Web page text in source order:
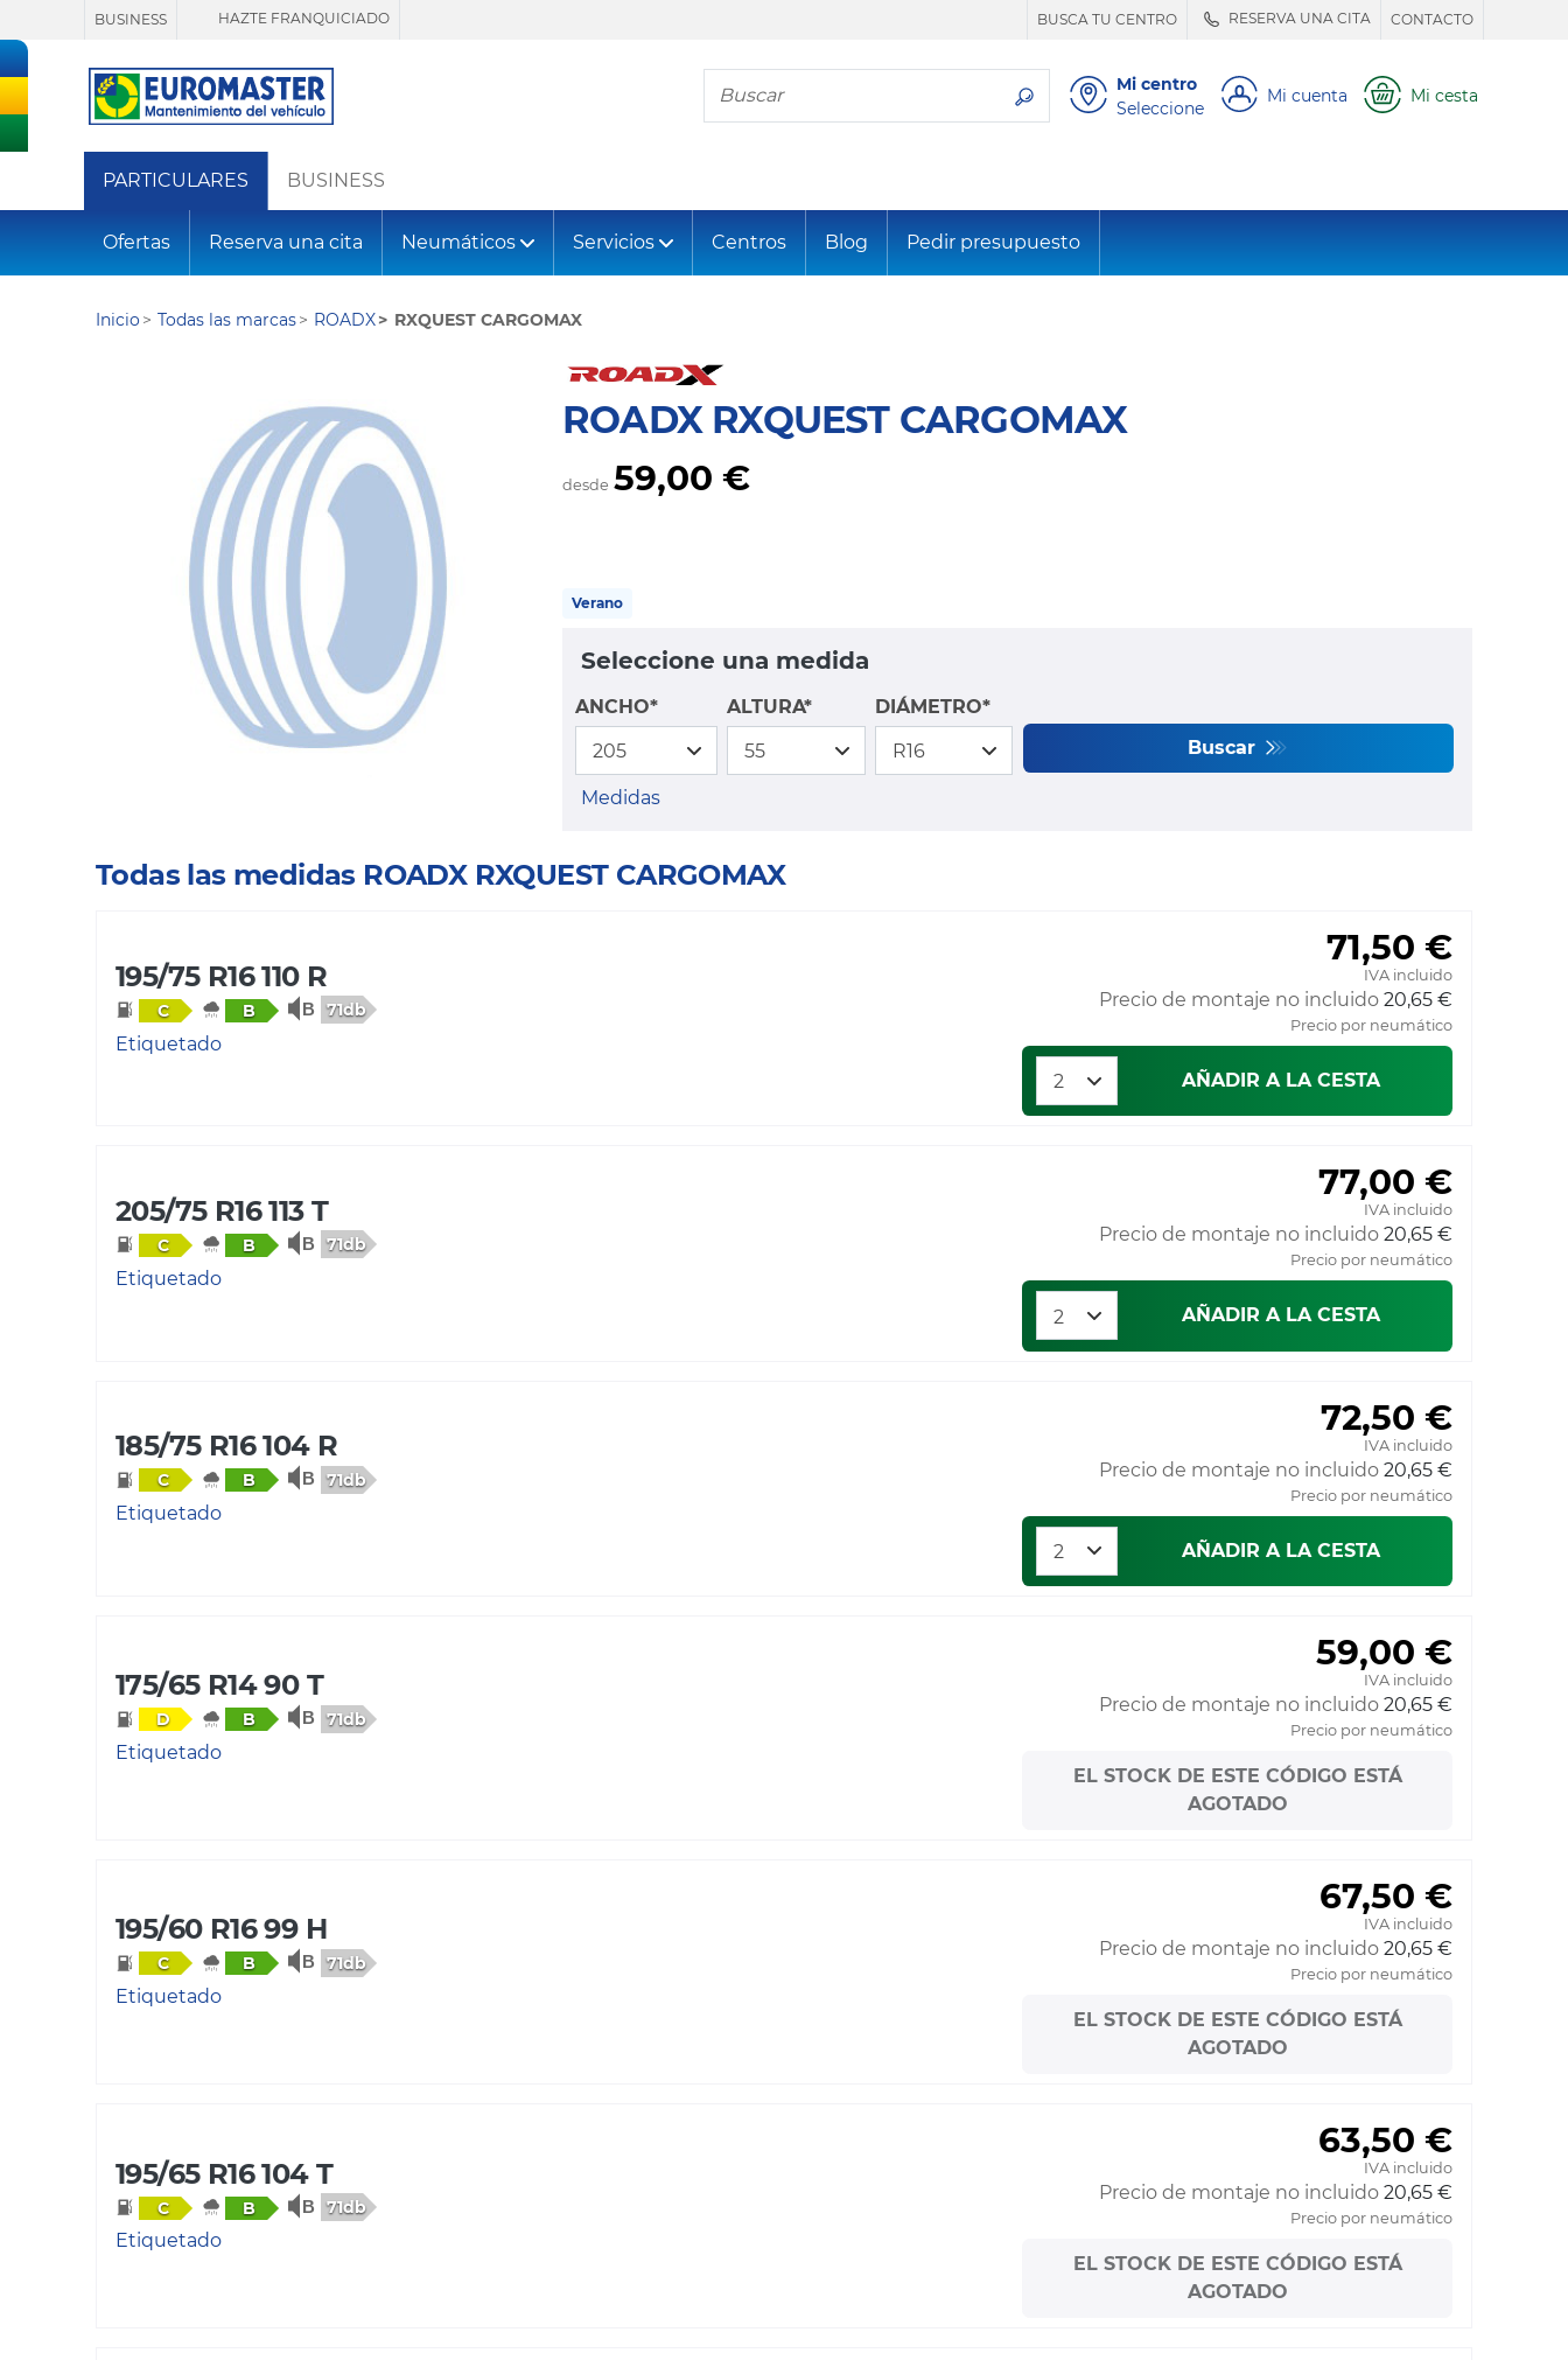
BUSINESS HAZTE FRANQUICIADO BUSCA TU CENTRO RESERVA UNA CITA CONTACTO
Busca tu neumático
Mi centro
Seleccione
Mi cuenta Mi cesta
PARTICULARES BUSINESS
Ofertas Reserva una cita Neumáticos Servicios Centros Blog Pedir presupuesto
Inicio Todas las marcas ROADX RXQUEST CARGOMAX
ROADX RXQUEST CARGOMAX
desde 59,00 €
Verano
Seleccione una medida
ANCHO* ALTURA*
DIÁMETRO*
Buscar
Medidas
Todas las medidas ROADX RXQUEST CARGOMAX
195/75 R16 110 R
C B 71db
Etiquetado
71,50 €
IVA incluido
Precio de montaje no incluido 20,65 €
Precio por neumático
AÑADIR A LA CESTA
205/75 R16 113 T
C B 71db
Etiquetado
77,00 €
IVA incluido
Precio de montaje no incluido 20,65 €
Precio por neumático
AÑADIR A LA CESTA
185/75 R16 104 R
C B 71db
Etiquetado
72,50 €
IVA incluido
Precio de montaje no incluido 20,65 €
Precio por neumático
AÑADIR A LA CESTA
175/65 R14 90 T
D B 71db
Etiquetado
59,00 €
IVA incluido
Precio de montaje no incluido 20,65 €
Precio por neumático
EL STOCK DE ESTE CÓDIGO ESTÁ
AGOTADO
195/60 R16 99 H
C B 71db
Etiquetado
67,50 €
IVA incluido
Precio de montaje no incluido 20,65 €
Precio por neumático
EL STOCK DE ESTE CÓDIGO ESTÁ
AGOTADO
195/65 R16 104 T
C B 71db
Etiquetado
63,50 €
IVA incluido
Precio de montaje no incluido 20,65 €
Precio por neumático
EL STOCK DE ESTE CÓDIGO ESTÁ
AGOTADO